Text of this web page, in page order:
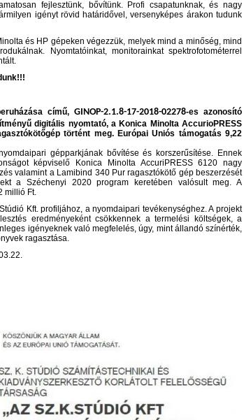
fejlesztünk, bővítünk. Profi csapatunknak, és nagy
igényt rövid határidővel, versenyképes árakon tudunk
és HP gépeken végezzük, melyek mind a minőség, mind
Nyomtatóinkat, monitorainkat spektrofotométerrel
című, GINOP-2.1.8-17-2018-02278-es azonosító
digitális nyomtató, a Konica Minolta AccurioPRESS
történt meg. Európai Uniós támogatás 9,22
gépparkjának bővítése és korszerűsítése. Ennek
képviselő Konica Minolta AccuriPRESS 6120 nagy
valamint a Lamibind 340 Pur ragasztókötő gép beszerzését
a Széchenyi 2020 program keretében valósult meg. A
millió Ft.
Kft. profiljához, a nyomdaipari tevékenységhez. A projekt
eredményeként csökkennek a termelési költségek, a
igényeknek való megfelelés, úgy, mint állandó színérték,
ragasztása.